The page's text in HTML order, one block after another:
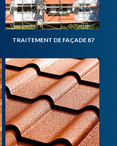
TRAITEMENT DE FAÇADE 87